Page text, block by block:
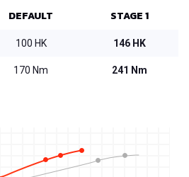
DEFAULT STAGE 1
100 HK 146 HK
170 Nm 241 Nm